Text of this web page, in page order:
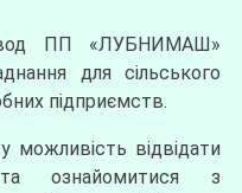
ПП «ЛУБНИМАШ»
для сільського
підприємств.
можливість відвідати
ознайомитися з